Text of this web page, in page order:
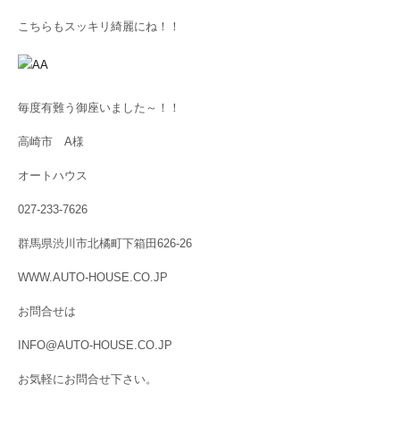
こちらもスッキリ綺麗にね！！
毎度有難う御座いました～！！
高崎市 A様
オートハウス
027-233-7626
群馬県渋川市北橘町下箱田626-26
WWW.AUTO-HOUSE.CO.JP
お問合せは
INFO@AUTO-HOUSE.CO.JP
お気軽にお問合せ下さい。